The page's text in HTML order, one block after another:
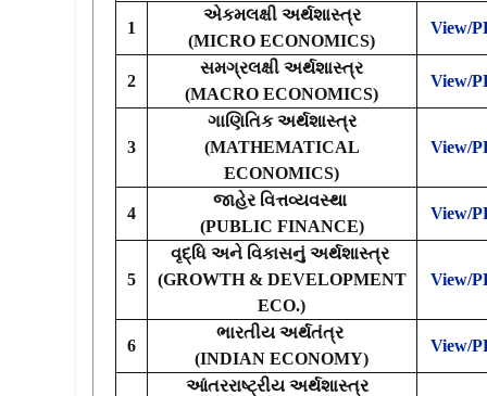
1
એકમલક્ષી અર્થશાસ્ત્ર
(MICRO ECONOMICS)
View/
2
સમગ્રલક્ષી અર્થશાસ્ત્ર
(MACRO ECONOMICS)
View/
3
ગાણિતિક અર્થશાસ્ત્ર
(MATHEMATICAL
ECONOMICS)
View/
4
જાહેર વિત્તવ્યવસ્થા
(PUBLIC FINANCE)
View/
5
વૃદ્ધિ અને વિકાસનું અર્થશાસ્ત્ર
(GROWTH & DEVELOPMENT
ECO.)
View/
6
ભારતીય અર્થતંત્ર
(INDIAN ECONOMY)
View/
આંતરરાષ્ટ્રીય અર્થશાસ્ત્ર